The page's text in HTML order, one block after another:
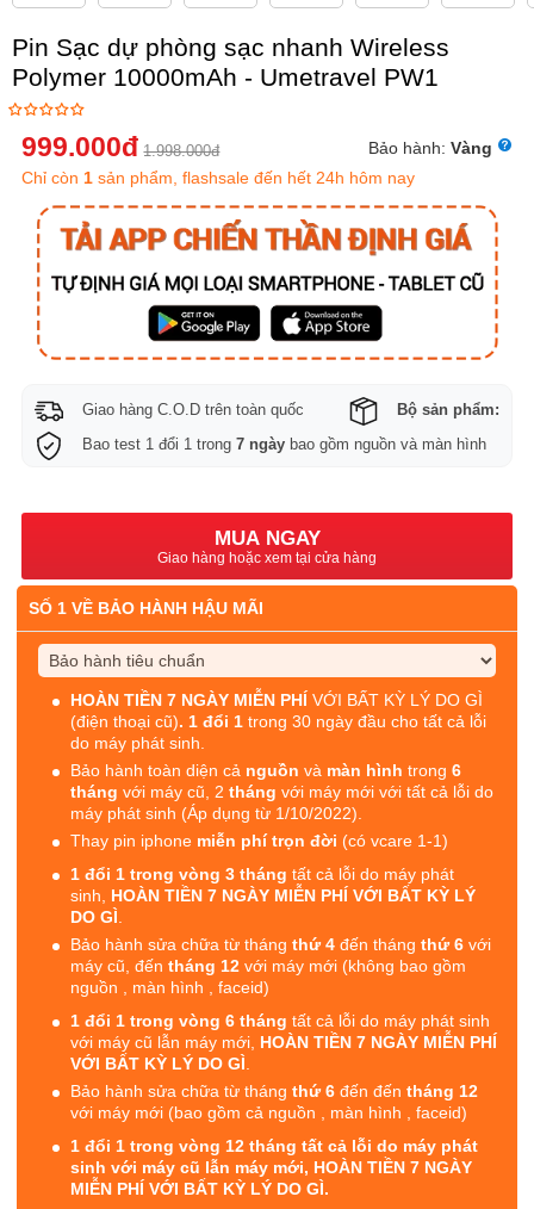
Pin Sạc dự phòng sạc nhanh Wireless
Polymer 10000mAh - Umetravel PW1
999.000đ 1.998.000đ Bảo hành: Vàng
Chỉ còn 1 sản phẩm, flashsale đến hết 24h hôm nay
Giao hàng C.O.D trên toàn quốc
Bộ sản phẩm:
Bao test 1 đổi 1 trong7 ngày bao gồm nguồn và màn hình
MUA NGAY
Giao hàng hoặc xem tại cửa hàng
SỐ 1 VỀ BẢO HÀNH HẬU MÃI
HOÀN TIỀN 7 NGÀY MIỄN PHÍ VỚI BẤT KỲ LÝ DO GÌ
(điện thoại cũ). 1 đổi 1 trong 30 ngày đầu cho tất cả lỗi
do máy phát sinh.
Bảo hành toàn diện cả nguồn và màn hình trong6
tháng với máy cũ, 2 tháng với máy mới với tất cả lỗi do
máy phát sinh (Áp dụng từ 1/10/2022).
Thay pin iphone miễn phí trọn đời (có vcare 1-1)
1 đổi 1 trong vòng 3 thángtất cả lỗi do máy phát
sinh, HOÀN TIỀN 7 NGÀY MIỄN PHÍ VỚI BẤT KỲ LÝ
DO GÌ
Bảo hành sửa chữa từ thángthứ 4 đến thángthứ 6 với
máy cũ, đếntháng 12 với máy mới (không bao gồm
nguồn , màn hình , faceid)
1 đổi 1 trong vòng 6 tháng tất cả lỗi do máy phát sinh
với máy cũ lẫn máy mới, HOÀN TIỀN 7 NGÀY MIỄN PHÍ
VỚI BẤT KỲ LÝ DO GÌ
Bảo hành sửa chữa từ thángthứ 6 đến đếntháng 12
với máy mới (bao gồm cả nguồn , màn hình , faceid)
1 đổi 1 trong vòng 12 tháng tất cả lỗi do máy phát
sinh với máy cũ lẫn máy mới, HOÀN TIỀN 7 NGÀY
MIỄN PHÍ VỚI BẤT KỲ LÝ DO GÌ.